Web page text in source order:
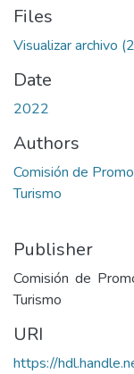
Files
Visualizar archivo
Date
2022
Authors
Comisión de
Turismo
Publisher
Comisión de
Turismo
URI
https://